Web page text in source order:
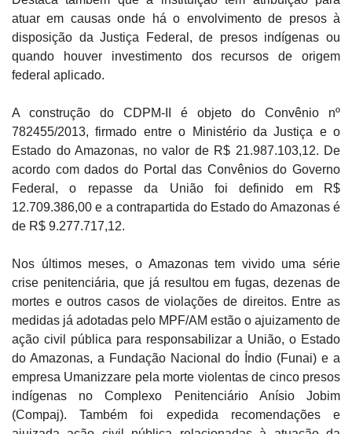
atuar em causas onde há o envolvimento de presos à
disposição da Justiça Federal, de presos indígenas ou
quando houver investimento dos recursos de origem
federal aplicado.
A construção do CDPM-II é objeto do Convênio nº
782455/2013, firmado entre o Ministério da Justiça e o
Estado do Amazonas, no valor de R$ 21.987.103,12. De
acordo com dados do Portal das Convênios do Governo
Federal, o repasse da União foi definido em R$
12.709.386,00 e a contrapartida do Estado do Amazonas é
de R$ 9.277.717,12.
Nos últimos meses, o Amazonas tem vivido uma série
crise penitenciária, que já resultou em fugas, dezenas de
mortes e outros casos de violações de direitos. Entre as
medidas já adotadas pelo MPF/AM estão o ajuizamento de
ação civil pública para responsabilizar a União, o Estado
do Amazonas, a Fundação Nacional do Índio (Funai) e a
empresa Umanizzare pela morte violentas de cinco presos
indígenas no Complexo Penitenciário Anísio Jobim
(Compaj). Também foi expedida recomendações e